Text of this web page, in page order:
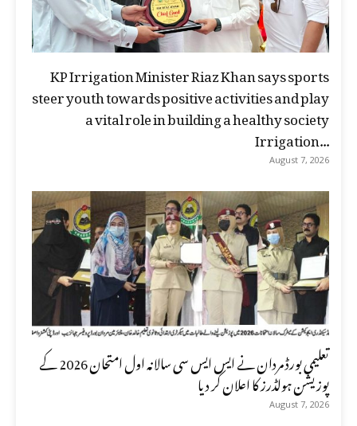
KP Irrigation Minister Riaz Khan says sports
steer youth towards positive activities and play
a vital role in building a healthy society
Irrigation...
August 7, 2026
تعلیمی بورڈ مردان نے ایس ایس سی سالانہ اول امتحان 2026 کے
پوزیشن ہولڈرز کا اعلان کر دیا
August 7, 2026